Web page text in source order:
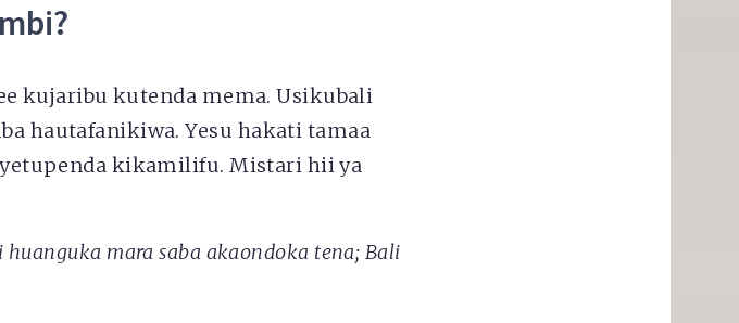
kujaribu kutenda mema. Usikubali
hautafanikiwa. Yesu hakati tamaa
kikamilifu. Mistari hii ya
mara saba akaondoka tena; Bali